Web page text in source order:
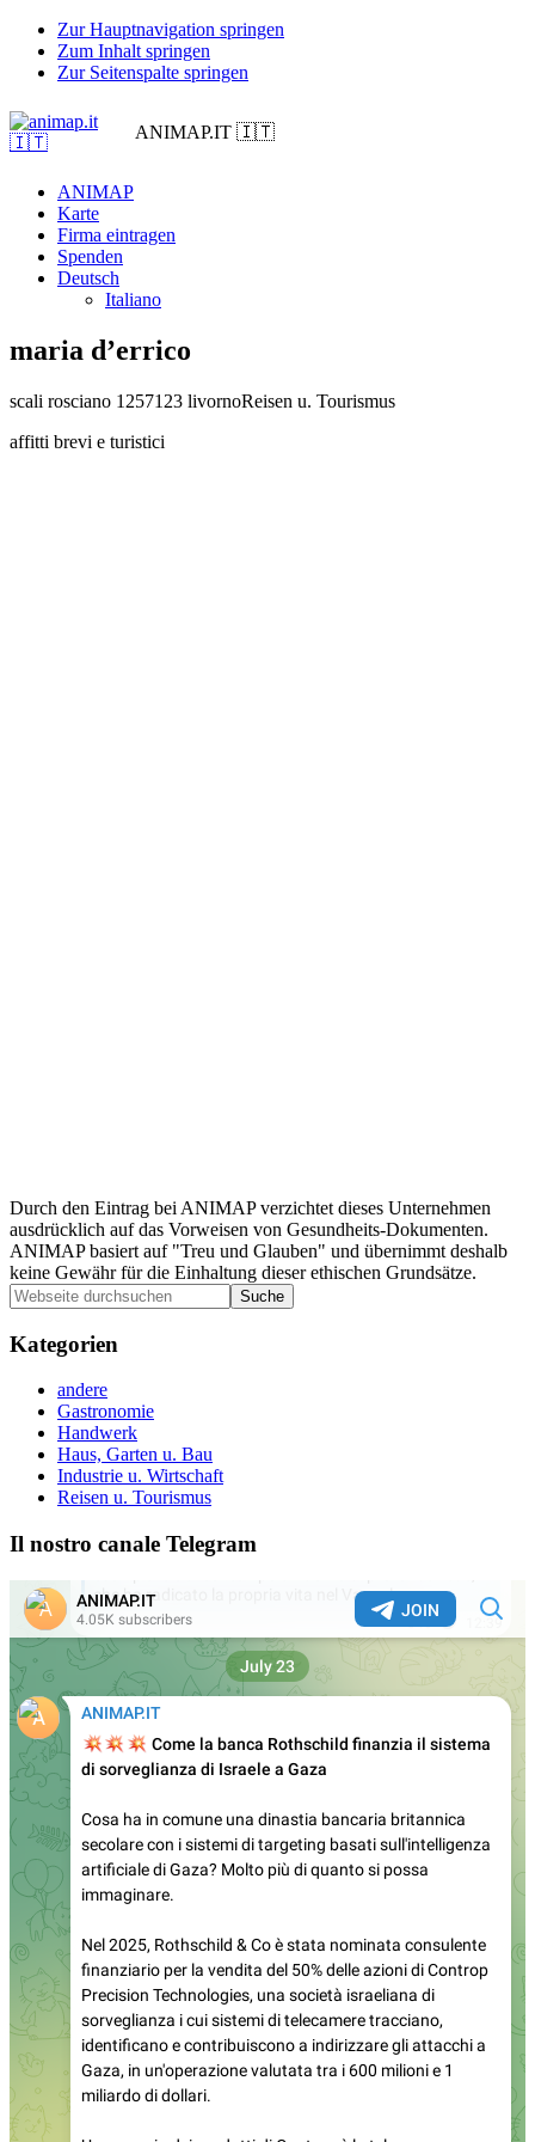
Zur Hauptnavigation springen
Zum Inhalt springen
Zur Seitenspalte springen
ANIMAP.IT 🇮🇹
ANIMAP
Karte
Firma eintragen
Spenden
Deutsch
Italiano
maria d’errico
scali rosciano 1257123 livornoReisen u. Tourismus
affitti brevi e turistici
Durch den Eintrag bei ANIMAP verzichtet dieses Unternehmen
ausdrücklich auf das Vorweisen von Gesundheits-Dokumenten.
ANIMAP basiert auf "Treu und Glauben" und übernimmt deshalb
keine Gewähr für die Einhaltung dieser ethischen Grundsätze.
Seitenspalte
Webseite
durchsuchen
Kategorien
andere
Gastronomie
Handwerk
Haus, Garten u. Bau
Industrie u. Wirtschaft
Reisen u. Tourismus
Il nostro canale Telegram